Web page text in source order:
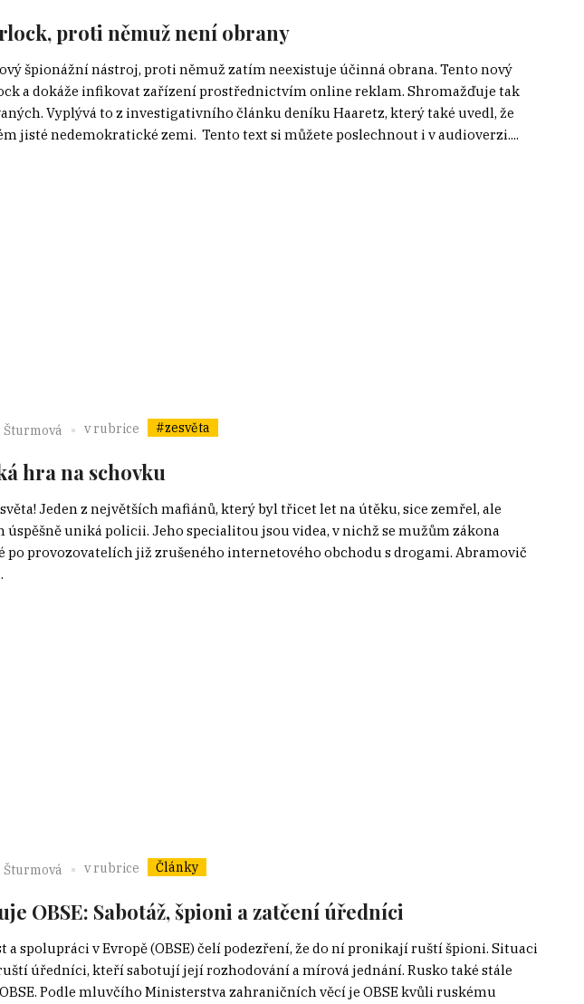
proti němuž není obrany
špionážní nástroj, proti němuž zatím neexistuje účinná obrana. Tento nový
a dokáže infikovat zařízení prostřednictvím online reklam. Shromažďuje tak
Vyplývá to z investigativního článku deníku Haaretz, který také uvedl, že
jisté nedemokratické zemi. Tento text si můžete poslechnout i v audioverzi....
v rubrice #zesvěta
hra na schovku
Jeden z největších mafiánů, který byl třicet let na útěku, sice zemřel, ale
úspěšně uniká policii. Jeho specialitou jsou videa, v nichž se mužům zákona
po provozovatelích již zrušeného internetového obchodu s drogami. Abramovič
v rubrice Články
OBSE: Sabotáž, špioni a zatčení úředníci
a spolupráci v Evropě (OBSE) čelí podezření, že do ní pronikají ruští špioni. Situaci
úředníci, kteří sabotují její rozhodování a mírová jednání. Rusko také stále
Podle mluvčího Ministerstva zahraničních věcí je OBSE kvůli ruskému